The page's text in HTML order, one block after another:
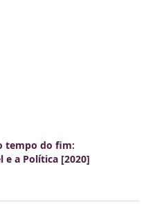
tempo do fim:
Conferência no Seminário Hegel e a Política [2020]